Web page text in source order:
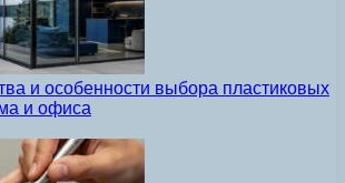
и особенности выбора пластиковых
и офиса